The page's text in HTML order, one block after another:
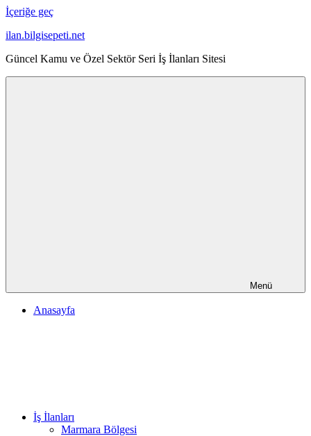
İçeriğe geç
ilan.bilgisepeti.net
Güncel Kamu ve Özel Sektör Seri İş İlanları Sitesi
Menü
Anasayfa
İş İlanları
Marmara Bölgesi